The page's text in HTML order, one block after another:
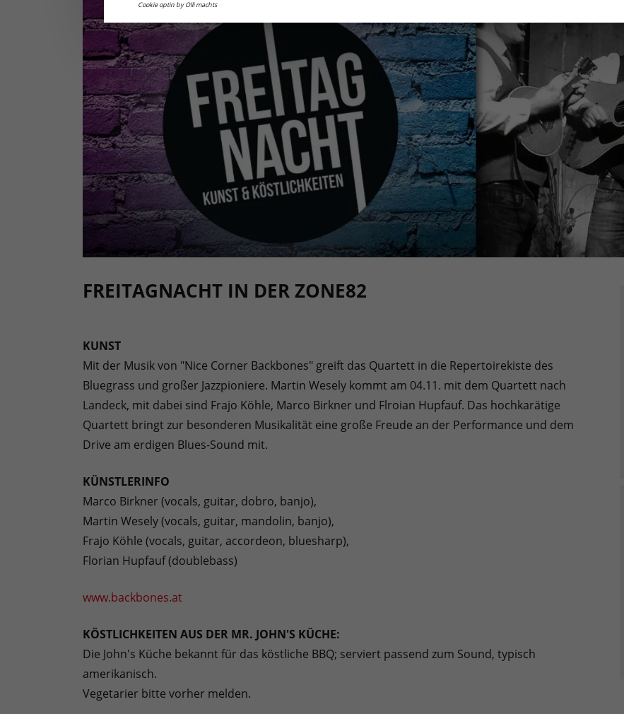
FREITAGNACHT IN DER ZONE82
KUNST
Mit der Musik von "Nice Corner Backbones" greift das Quartett in die Repertoirekiste des
Bluegrass und großer Jazzpioniere. Martin Wesely kommt am 04.11. mit dem Quartett nach
Landeck, mit dabei sind Frajo Köhle, Marco Birkner und Flroian Hupfauf. Das hochkarätige
Quartett bringt zur besonderen Musikalität eine große Freude an der Performance und dem
Drive am erdigen Blues-Sound mit.
KÜNSTLERINFO
Marco Birkner (vocals, guitar, dobro, banjo),
Martin Wesely (vocals, guitar, mandolin, banjo),
Frajo Köhle (vocals, guitar, accordeon, bluesharp),
Florian Hupfauf (doublebass)
www.backbones.at
KÖSTLICHKEITEN AUS DER MR. JOHN'S KÜCHE:
Die John's Küche bekannt für das köstliche BBQ; serviert passend zum Sound, typisch
amerikanisch.
Vegetarier bitte vorher melden.
Cookie optin by Olli machts